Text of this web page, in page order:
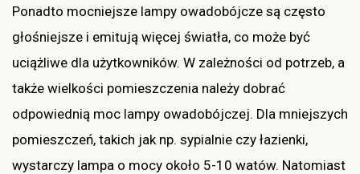
Ponadto mocniejsze lampy owadobójcze są często
głośniejsze i emitują więcej światła, co może być
uciążliwe dla użytkowników. W zależności od potrzeb, a
także wielkości pomieszczenia należy dobrać
odpowiednią moc lampy owadobójczej. Dla mniejszych
pomieszczeń, takich jak np. sypialnie czy łazienki,
wystarczy lampa o mocy około 5-10 watów. Natomiast